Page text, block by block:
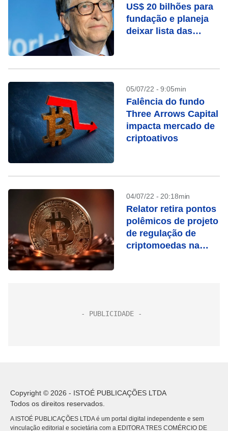
US$ 20 bilhões para
fundação e planeja
deixar lista das
05/07/22 - 9:05min
Falência do fundo
Three Arrows Capital
impacta mercado de
criptoativos
04/07/22 - 20:18min
Relator retira pontos
polêmicos de projeto
de regulação de
criptomoedas na
Copyright © 2026 - ISTOÉ PUBLICAÇÕES LTDA
Todos os direitos reservados.
A ISTOÉ PUBLICAÇÕES LTDA é um portal digital independente e sem
vinculação editorial e societária com a EDITORA TRES COMÉRCIO DE